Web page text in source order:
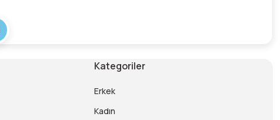
Kategoriler
Erkek
Kadın